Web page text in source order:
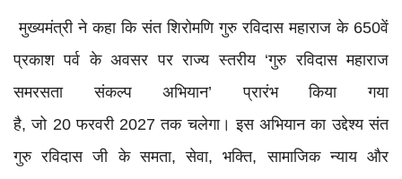
मुख्यमंत्री ने कहा कि संत शिरोमणि गुरु रविदास महाराज के 650वें
प्रकाश पर्व के अवसर पर राज्य स्तरीय ‘गुरु रविदास महाराज
समरसता संकल्प अभियान’ प्रारंभ किया गया
है, जो 20 फरवरी 2027 तक चलेगा। इस अभियान का उद्देश्य संत
गुरु रविदास जी के समता, सेवा, भक्ति, सामाजिक न्याय और